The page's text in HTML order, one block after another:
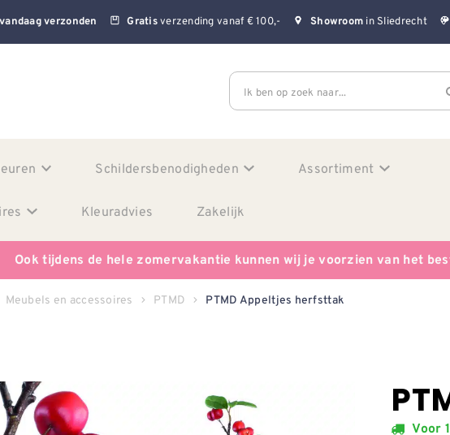
vandaag verzonden Gratisverzending vanaf € 100,- Showroom in Sliedrecht
Ik ben op zoek naar...
Schildersbenodigheden Assortiment
Kleuradvies Zakelijk
Ook tijdens de hele zomervakantie kunnen wij je voorzien van het
Meubels en accessoires PTMD PTMD Appeltjes herfsttak
Voor